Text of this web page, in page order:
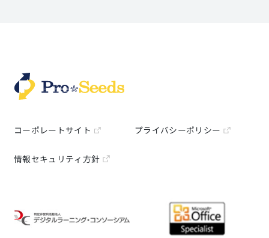
コーポレートサイト プライバシーポリシー
情報セキュリティ方針